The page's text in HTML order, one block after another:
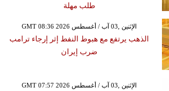
طلب مهلة
GMT 08:36 2026 الإثنين ,03 آب / أغسطس
الذهب يرتفع مع هبوط النفط إثر إرجاء ترامب
ضرب إيران
GMT 07:57 2026 الإثنين ,03 آب / أغسطس